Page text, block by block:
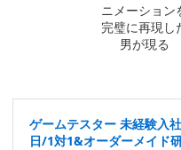
ゲームテスター 未経験入
日/1対1&オーダーメイド